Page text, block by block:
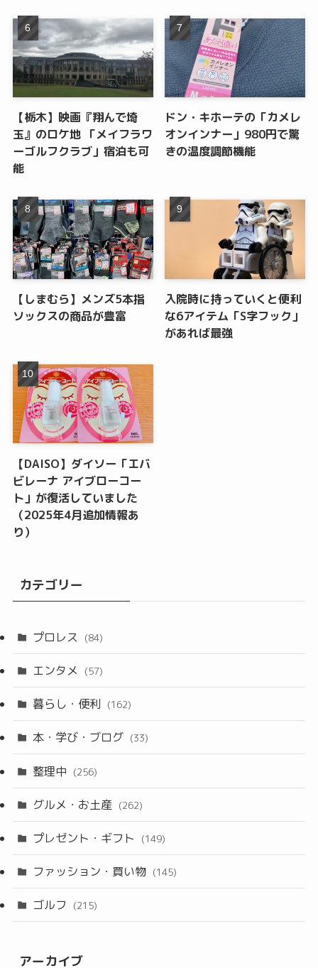
【栃木】映画『翔んで埼
玉』のロケ地 「メイフラワ
ーゴルフクラブ」宿泊も可
能
ドン・キホーテの「カメレ
オンインナー」980円で驚
きの温度調節機能
【しまむら】メンズ5本指
ソックスの商品が豊富
入院時に持っていくと便利
な6アイテム「S字フック」
があれば最強
【DAISO】ダイソー「エバ
ビレーナ アイブローコー
ト」が復活していました
（2025年4月追加情報あ
り）
カテゴリー
プロレス (84)
エンタメ (57)
暮らし・便利 (162)
本・学び・ブログ (33)
整理中 (256)
グルメ・お土産 (262)
プレゼント・ギフト (149)
ファッション・買い物 (145)
ゴルフ (215)
アーカイブ